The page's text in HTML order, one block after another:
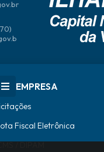
EMPRESA
Fiscal Eletrônica